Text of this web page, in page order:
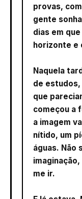
provas,
gente
dias em
horizonte e
Naquela
de
que
começou a
a imagem
nítido, um
águas. Não
me ir.